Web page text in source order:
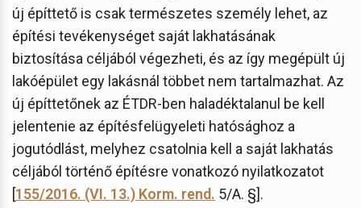
új építtető is csak természetes személy lehet, az
építési tevékenységet saját lakhatásának
biztosítása céljából végezheti, és az így megépült új
lakóépület egy lakásnál többet nem tartalmazhat. Az
új építtetőnek az ÉTDR-ben haladéktalanul be kell
jelentenie az építésfelügyeleti hatósághoz a
jogutódlást, melyhez csatolnia kell a saját lakhatás
céljából történő építésre vonatkozó nyilatkozatot
[155/2016. (VI. 13.) Korm. rend. 5/A. §].